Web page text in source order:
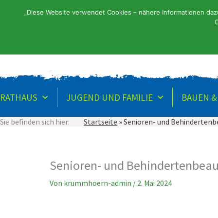
RATHAUS JUGEND UND FAMILIE BAUEN
Sie befinden sich hier: Startseite »Senioren- und
Senioren- und
Von krummhoern-admin / 2. Mai 2024
„Diese Website verwendet Cookies – nähere Informationen